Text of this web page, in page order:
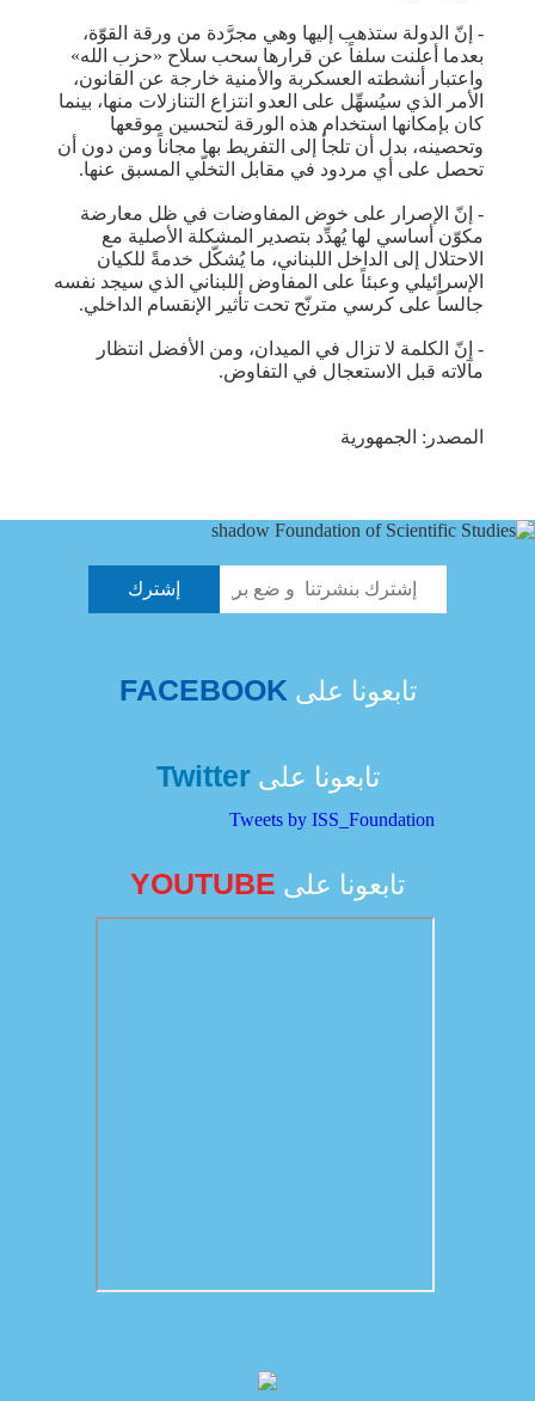
- إنّ الدولة ستذهب إليها وهي مجرَّدة من ورقة القوّة،
بعدما أعلنت سلفاً عن قرارها سحب سلاح «حزب الله»
واعتبار أنشطته العسكربة والأمنية خارجة عن القانون،
الأمر الذي سيُسهِّل على العدو انتزاع التنازلات منها، بينما
كان بإمكانها استخدام هذه الورقة لتحسين موقعها
وتحصينه، بدل أن تلجأ إلى التفريط بها مجاناً ومن دون أن
تحصل على أي مردود في مقابل التخلّي المسبق عنها.
- إنّ الإصرار على خوض المفاوضات في ظل معارضة
مكوّن أساسي لها يُهدِّد بتصدير المشكلة الأصلية مع
الاحتلال إلى الداخل اللبناني، ما يُشكّل خدمةً للكيان
الإسرائيلي وعبئاً على المفاوض اللبناني الذي سيجد نفسه
جالساً على كرسي مترنّح تحت تأثير الإنقسام الداخلي.
- إنّ الكلمة لا تزال في الميدان، ومن الأفضل انتظار
مآلاته قبل الاستعجال في التفاوض.
المصدر: الجمهورية
تابعونا على FACEBOOK
تابعونا علىTwitter
Tweets by ISS_Foundation
تابعونا على YOUTUBE